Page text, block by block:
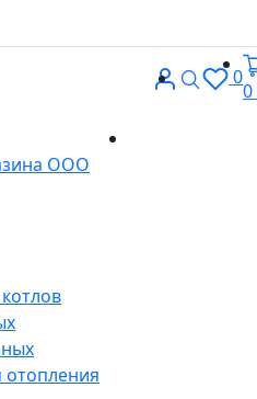
ВходПоиск
0
0
ООО
отопления